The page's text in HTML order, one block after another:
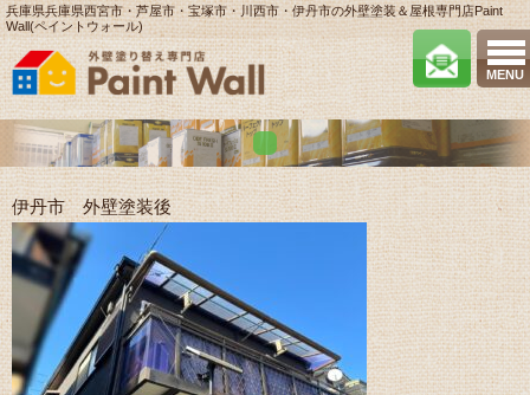
MENU
兵庫県兵庫県西宮市・芦屋市・宝塚市・川西市・伊丹市の外壁塗装＆屋根専門店Paint
Wall(ペイントウォール)
伊丹市 外壁塗装後